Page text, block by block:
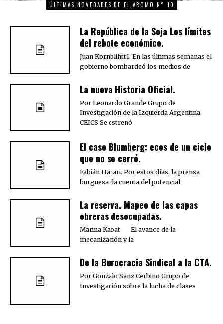
ÚLTIMAS NOVEDADES DE EL AROMO N° 10
La República de la Soja Los límites
del rebote económico.
Juan Kornblihtt1. En las últimas semanas el
gobierno bombardeó los medios de
La nueva Historia Oficial.
Por Leonardo Grande Grupo de
Investigación de la Izquierda Argentina-
CEICS Se estrenó
El caso Blumberg: ecos de un ciclo
que no se cerró.
Fabián Harari. Por estos días, la prensa
burguesa da cuenta del potencial
La reserva. Mapeo de las capas
obreras desocupadas.
Marina Kabat El avance de la
mecanización y la
De la Burocracia Sindical a la CTA.
Por Gonzalo Sanz Cerbino Grupo de
Investigación sobre la lucha de clases